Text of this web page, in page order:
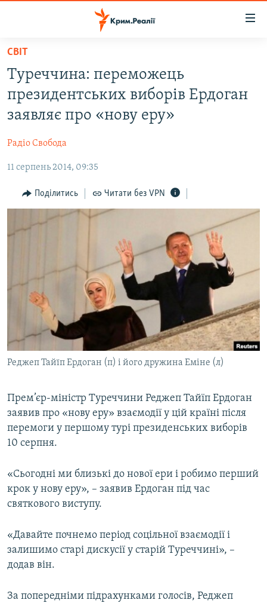
Перейти
основного
матеріалу
Перейти
до
основної
Перейти
пошуку
ВОДА.КРИМ
ВІДЕО ТА ФОТО
БЛОГИ
ПОГЛЯД
ІНТЕРВ'Ю
ВСЕ ЗА ДЕНЬ
СПЕЦПРОЕКТИ
ВІДЕОУРОКИ «ELIFBE»
СВІДЧЕННЯ ОКУПАЦІЇ
УКРАЇНСЬКА ПРОБЛЕМА КРИМУ
ІНФОГРАФІКА
ЯК ОБІЙТИ БЛОКУВАННЯ
Русский
Qırımtatar
ДОЛУЧАЙСЯ!
Усі сайти RFE/RL
СВІТ
Туреччина: переможець
президентських виборів Ердоган
заявляє про «нову еру»
Радіо Свобода
11 серпень 2014, 09:35
Поділитись Читати без VPN
Реджеп Тайїп Ердоган (п) і його дружина Еміне (л)
Прем’єр-міністр Туреччини Реджеп Тайїп Ердоган
заявив про «нову еру» взаємодії у цій країні після
перемоги у першому турі президенських виборів
10 серпня.
«Сьогодні ми близькі до нової ери і робимо перший
крок у нову еру», – заявив Ердоган під час
святкового виступу.
«Давайте почнемо період соцільної взаємодії і
залишимо старі дискусії у старій Туреччині», –
додав він.
За попередніми підрахунками голосів, Реджеп